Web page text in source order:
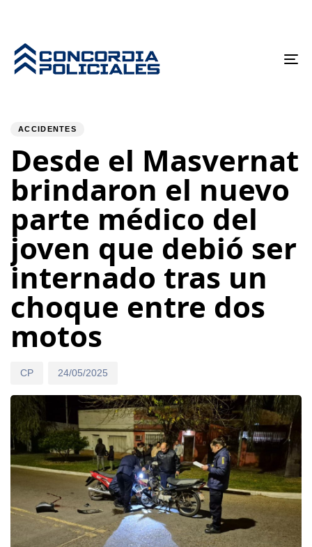
ACCIDENTES
Desde el Masvernat
brindaron el nuevo
parte médico del
joven que debió ser
internado tras un
choque entre dos
motos
CP 24/05/2025